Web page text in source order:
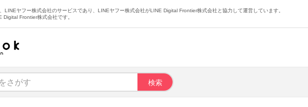
LINEヤフー株式会社のサービスであり、LINEヤフー株式会社がLINE Digital Frontier株式会社と協力して運営しています。
Digital Frontier株式会社です。